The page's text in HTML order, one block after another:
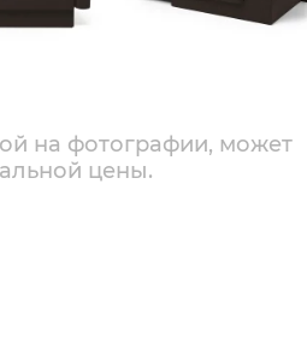
на фотографии, может
цены.